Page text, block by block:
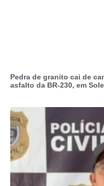
Pedra de granito cai de
asfalto da BR-230, em